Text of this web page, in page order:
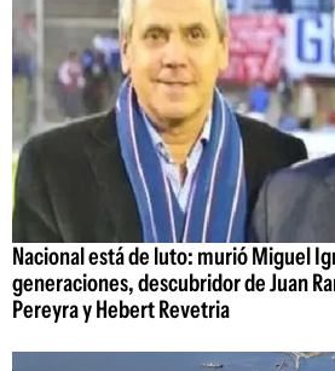
Nacional está de luto: murió Miguel
generaciones, descubridor de Juan
Pereyra y Hebert Revetria